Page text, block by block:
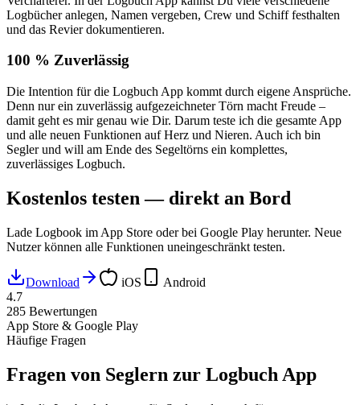
Logbücher anlegen, Namen vergeben, Crew und Schiff festhalten
und das Revier dokumentieren.
100 % Zuverlässig
Die Intention für die Logbuch App kommt durch eigene Ansprüche.
Denn nur ein zuverlässig aufgezeichneter Törn macht Freude –
damit geht es mir genau wie Dir. Darum teste ich die gesamte App
und alle neuen Funktionen auf Herz und Nieren. Auch ich bin
Segler und will am Ende des Segeltörns ein komplettes,
zuverlässiges Logbuch.
Kostenlos testen — direkt an Bord
Lade Logbook im App Store oder bei Google Play herunter. Neue
Nutzer können alle Funktionen uneingeschränkt testen.
Download iOS
Android
4.7
285 Bewertungen
App Store & Google Play
Häufige Fragen
Fragen von Seglern zur Logbuch App